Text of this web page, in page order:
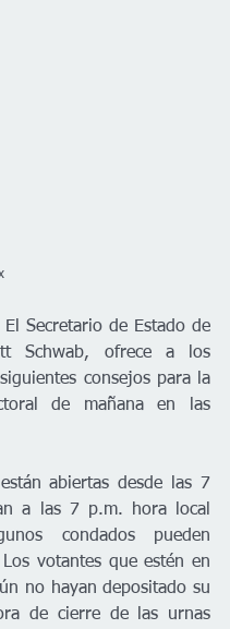
El Secretario de Estado de
Schwab, ofrece a los
consejos para la
de mañana en las
abiertas desde las 7
a las 7 p.m. hora local
condados pueden
votantes que estén en
no hayan depositado su
de cierre de las urnas